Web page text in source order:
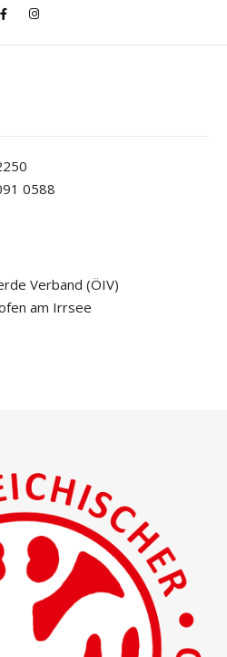
0588
Verband (ÖIV)
am Irrsee